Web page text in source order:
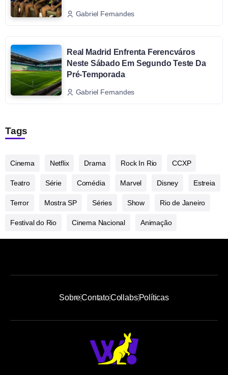
Gabriel Fernandes
Real Madrid Enfrenta Ferencváros
Neste Sábado Em Segundo Teste Da
Pré-Temporada
Gabriel Fernandes
Tags
Cinema Netflix Drama Rock In Rio CCXP
Teatro Série Comédia Marvel Disney Estreia
Terror Mostra SP Séries Show Rio de Janeiro
Festival do Rio Cinema Nacional Animação
SobreContatoCollabsPolíticas